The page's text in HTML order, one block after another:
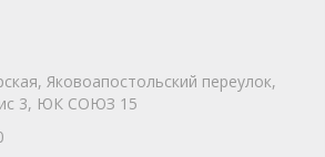
Яковоапостольский переулок,
3, ЮК СОЮЗ 15